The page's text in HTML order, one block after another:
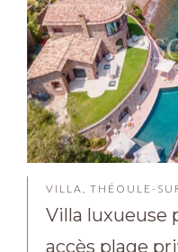
VILLA, THÉOULE-
Villa luxueuse
accès plage